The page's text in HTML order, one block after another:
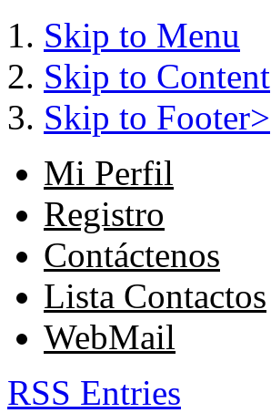
Skip to Menu
Skip to Content
Skip to Footer>
Mi Perfil
Registro
Contáctenos
Lista Contactos
WebMail
RSS Entries